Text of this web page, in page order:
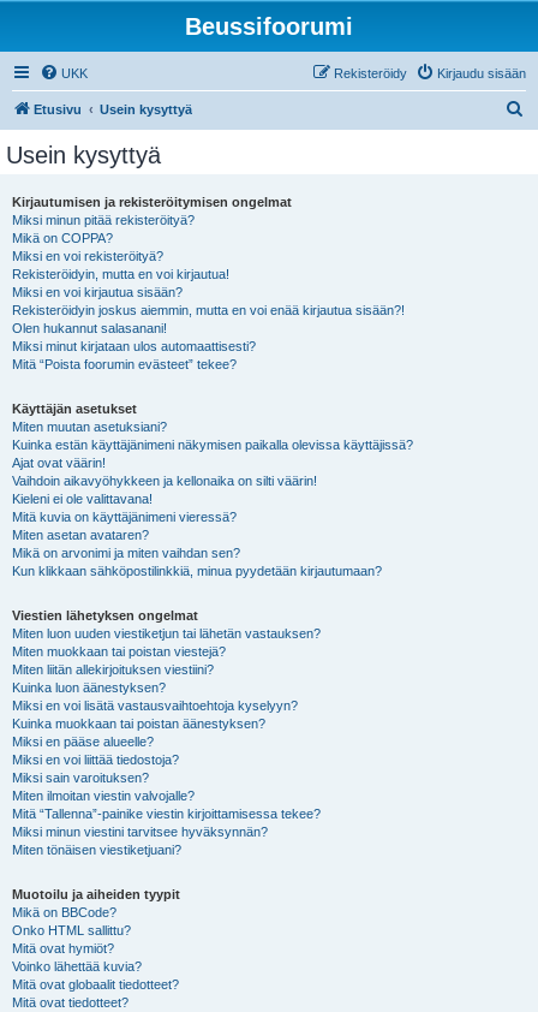
Beussifoorumi
UKK Kirjaudu sisään
Rekisteröidy
Etusivu Usein kysyttyä
Usein kysyttyä
Kirjautumisen ja rekisteröitymisen ongelmat
Miksi minun pitää rekisteröityä?
Mikä on COPPA?
Miksi en voi rekisteröityä?
Rekisteröidyin, mutta en voi kirjautua!
Miksi en voi kirjautua sisään?
Rekisteröidyin joskus aiemmin, mutta en voi enää kirjautua sisään?!
Olen hukannut salasanani!
Miksi minut kirjataan ulos automaattisesti?
Mitä “Poista foorumin evästeet” tekee?
Käyttäjän asetukset
Miten muutan asetuksiani?
Kuinka estän käyttäjänimeni näkymisen paikalla olevissa käyttäjissä?
Ajat ovat väärin!
Vaihdoin aikavyöhykkeen ja kellonaika on silti väärin!
Kieleni ei ole valittavana!
Mitä kuvia on käyttäjänimeni vieressä?
Miten asetan avataren?
Mikä on arvonimi ja miten vaihdan sen?
Kun klikkaan sähköpostilinkkiä, minua pyydetään kirjautumaan?
Viestien lähetyksen ongelmat
Miten luon uuden viestiketjun tai lähetän vastauksen?
Miten muokkaan tai poistan viestejä?
Miten liitän allekirjoituksen viestiini?
Kuinka luon äänestyksen?
Miksi en voi lisätä vastausvaihtoehtoja kyselyyn?
Kuinka muokkaan tai poistan äänestyksen?
Miksi en pääse alueelle?
Miksi en voi liittää tiedostoja?
Miksi sain varoituksen?
Miten ilmoitan viestin valvojalle?
Mitä “Tallenna”-painike viestin kirjoittamisessa tekee?
Miksi minun viestini tarvitsee hyväksynnän?
Miten tönäisen viestiketjuani?
Muotoilu ja aiheiden tyypit
Mikä on BBCode?
Onko HTML sallittu?
Mitä ovat hymiöt?
Voinko lähettää kuvia?
Mitä ovat globaalit tiedotteet?
Mitä ovat tiedotteet?